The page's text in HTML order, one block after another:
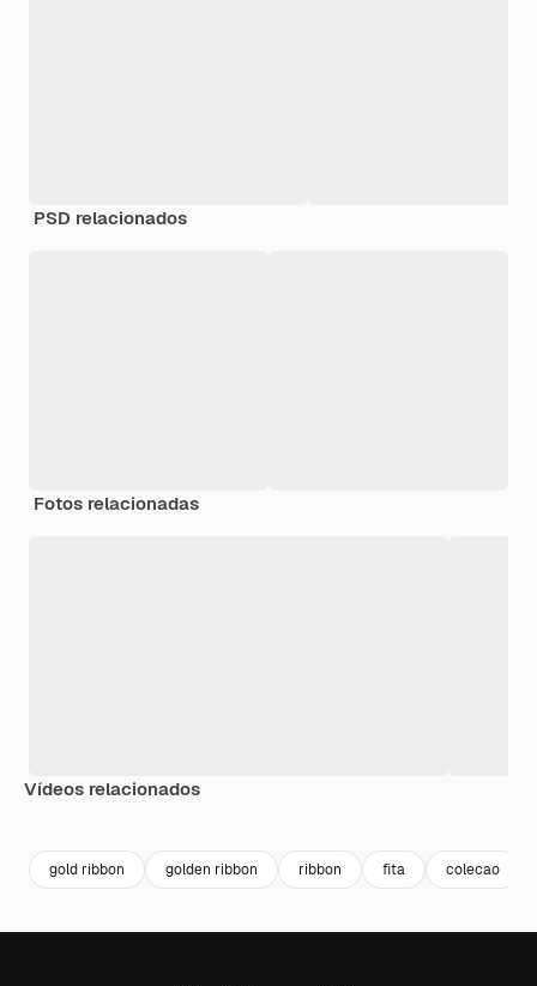
PSD relacionados
Fotos relacionadas
Vídeos relacionados
gold ribbon golden ribbon ribbon fita colecao